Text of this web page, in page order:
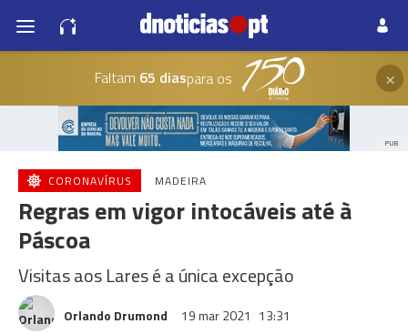
Faltam 65 diaspara os ×
PUB
CORONAVÍRUS MADEIRA
Regras em vigor intocáveis até à
Páscoa
Visitas aos Lares é a única excepção
Orlando Drumond 19 mar 2021 13:31